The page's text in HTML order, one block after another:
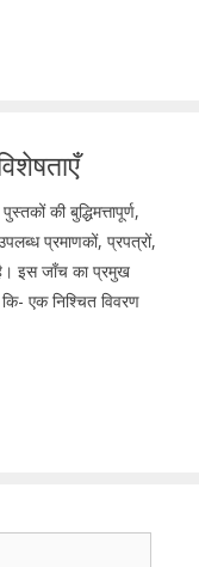
की बुद्धिमत्तापूर्ण,
प्रमाणकों, प्रपत्रों,
इस जाँच का प्रमुख
एक निश्चित विवरण